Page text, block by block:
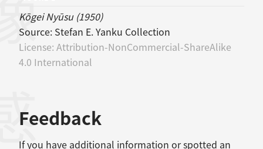
Kōgei Nyūsu (1950)
Source: Stefan E. Yanku Collection
License: Attribution-NonCommercial-ShareAlike
4.0 International
Feedback
If you have additional information or spotted an